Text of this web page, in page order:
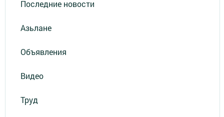
Последние новости
Азьлане
Объявления
Видео
Труд